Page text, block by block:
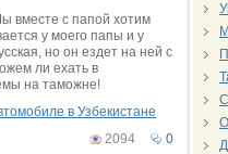
вместе с папой хотим
у моего папы и у
но он ездет на ней с
ли ехать в
на таможне!
в Узбекистане
0
2094